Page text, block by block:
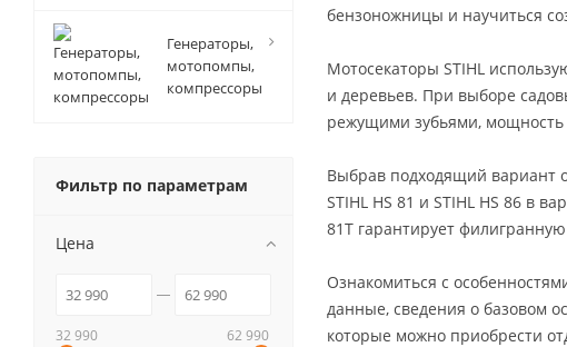
бензоножницы и научиться
Мотосекаторы STIHL
и деревьев. При выборе
режущими зубьями, мощность
Выбрав подходящий вариант
STIHL HS 81 и STIHL HS 86 в
81T гарантирует
Ознакомиться с
данные, сведения о базовом
которые можно приобрести
Генераторы,
мотопомпы,
компрессоры
Фильтр по параметрам
Цена
32 990 62 990